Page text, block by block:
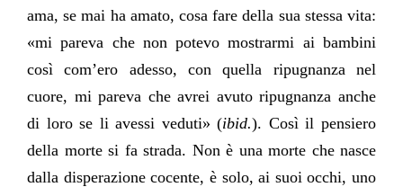
ama, se mai ha amato, cosa fare della sua stessa vita:
«mi pareva che non potevo mostrarmi ai bambini
così com’ero adesso, con quella ripugnanza nel
cuore, mi pareva che avrei avuto ripugnanza anche
di loro se li avessi veduti» (ibid.). Così il pensiero
della morte si fa strada. Non è una morte che nasce
dalla disperazione cocente, è solo, ai suoi occhi, uno